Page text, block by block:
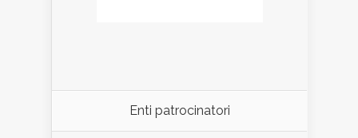
Enti patrocinatori